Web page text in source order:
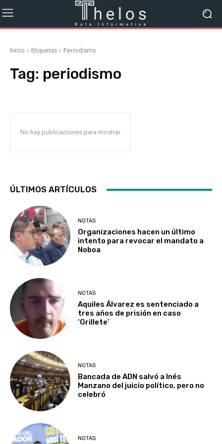
Inicio Etiquetas Periodismo
Tag: periodismo
No hay publicaciones para mostrar
ÚLTIMOS ARTÍCULOS
NOTAS
Organizaciones hacen un último
intento para revocar el mandato a
Noboa
NOTAS
Aquiles Álvarez es sentenciado a
tres años de prisión en caso
‘Grillete’
NOTAS
Bancada de ADN salvó a Inés
Manzano del juicio político, pero no
celebró
NOTAS